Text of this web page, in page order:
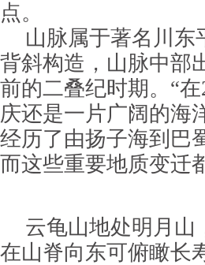
点。
山脉属于著名川东
背斜构造，山脉中部
前的二叠纪时期。“
庆还是一片广阔的海
经历了由扬子海到巴
而这些重要地质变迁
云龟山地处明月山
在山脊向东可俯瞰长